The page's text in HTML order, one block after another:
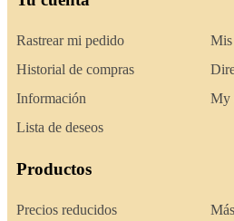
Rastrear mi pedido
Historial de compras
Información
Lista de deseos
Mis
My
Productos
Precios reducidos